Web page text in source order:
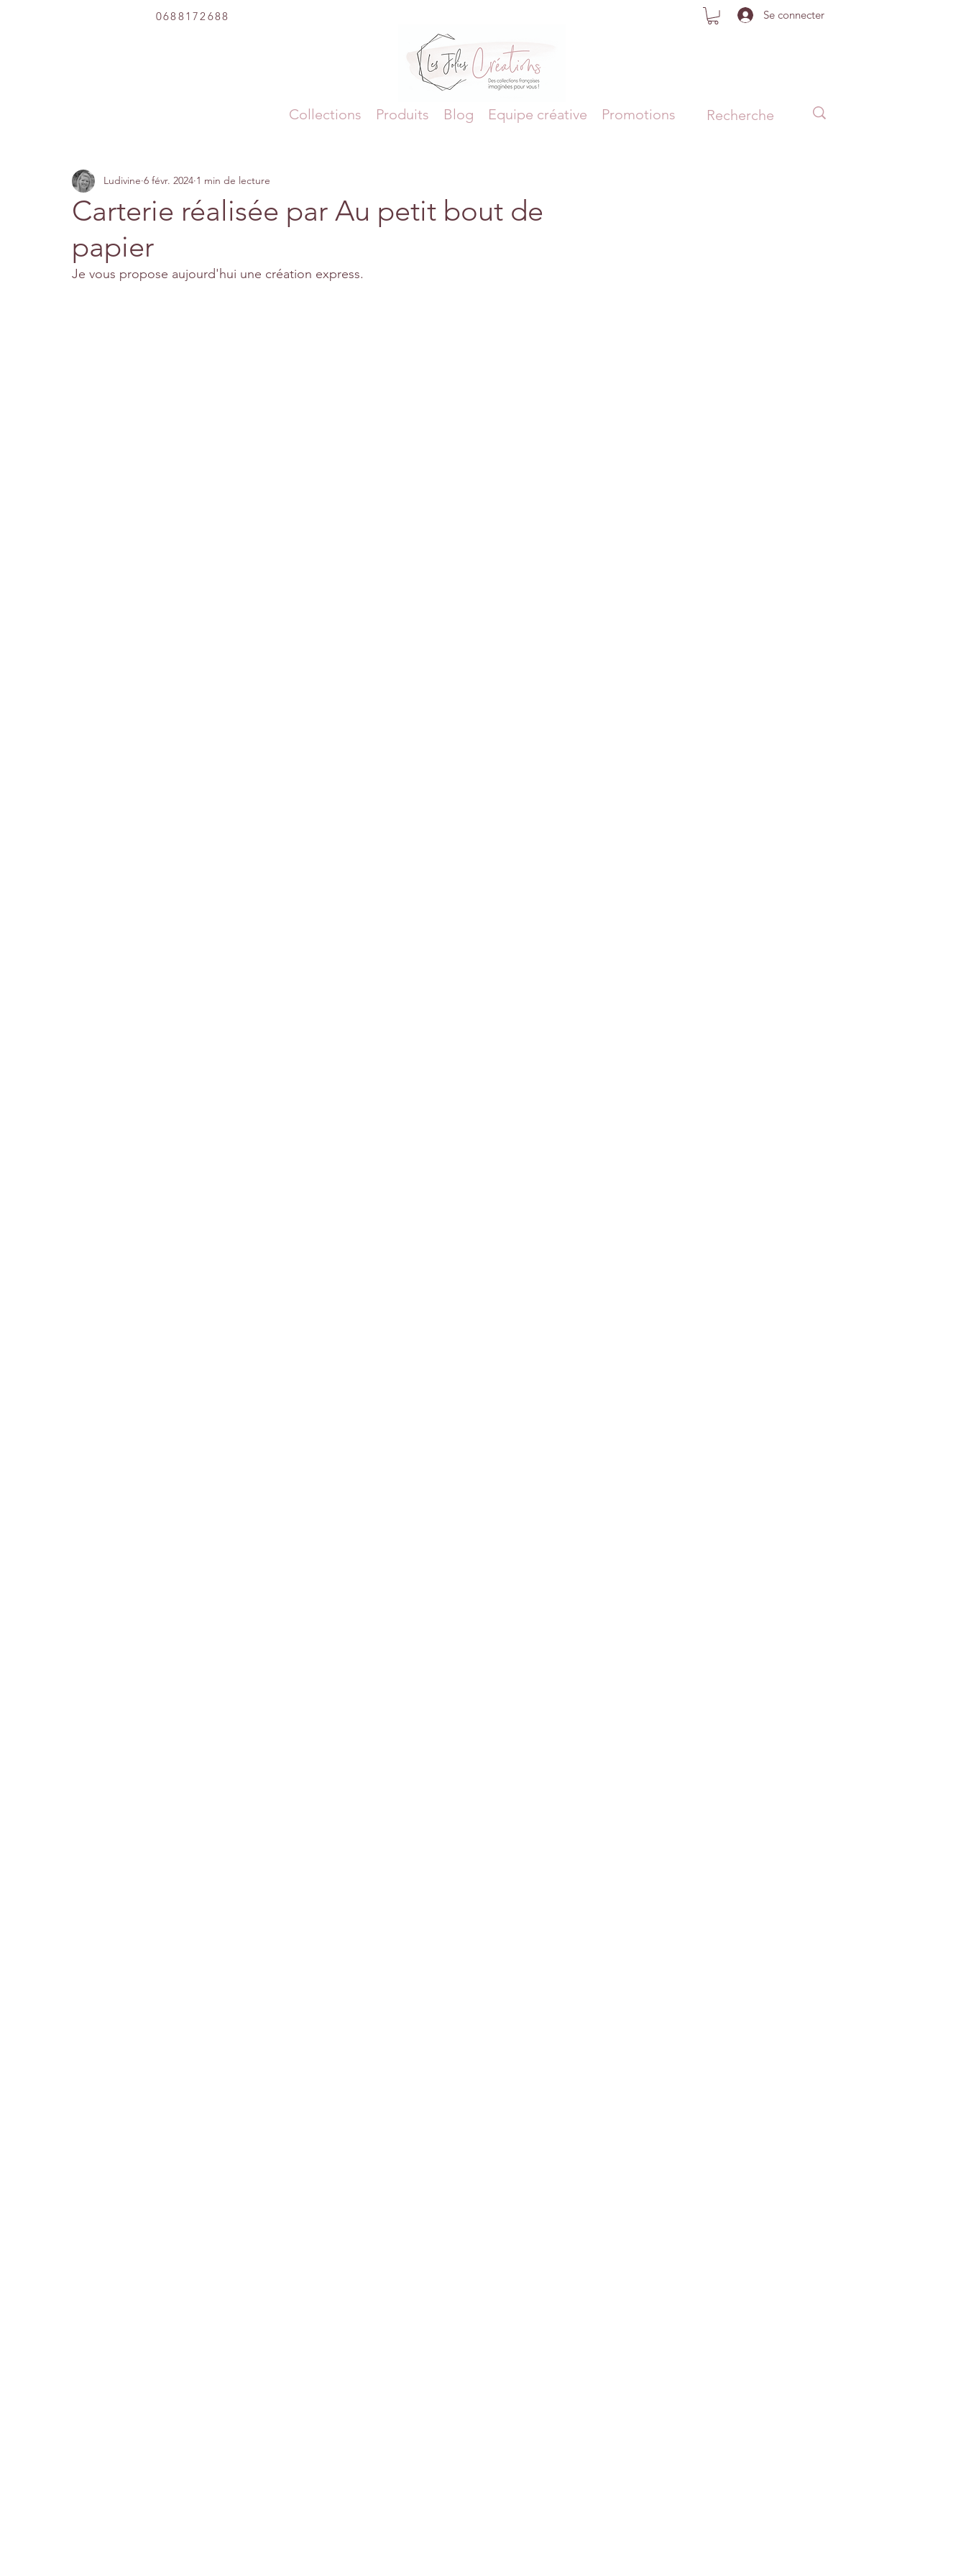
0688172688 Se connecter
Collections Produits Blog Equipe créative Promotions
Carterie réalisée par Au petit bout de
papier
Ludivine 6 févr. 2024 1 min de lecture
Je vous propose aujourd'hui une création express.